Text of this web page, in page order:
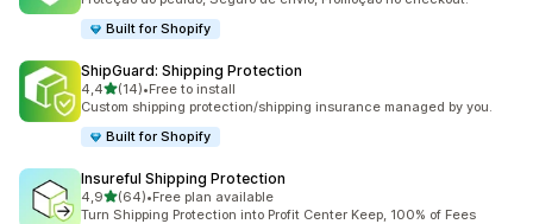
Built for Shopify
ShipGuard: Shipping Protection
4,4de 5 estrelas
(14)
14 total de avaliações
•Free to install
Custom shipping protection/shipping insurance managed by you.
Built for Shopify
Insureful Shipping Protection
4,9de 5 estrelas
(64)
64 total de avaliações
•Free plan available
Turn Shipping Protection into Profit Center Keep, 100% of Fees